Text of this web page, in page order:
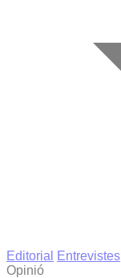
Editorial
Entrevistes
Opinió